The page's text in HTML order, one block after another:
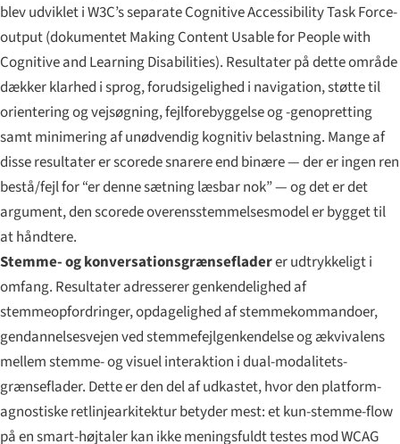
blev udviklet i W3C’s separateCognitive Accessibility Task Force-
output (dokumentetMaking Content Usable for People with
Cognitive and Learning Disabilities). Resultater på dette område
dækker klarhed i sprog, forudsigelighed i navigation, støtte til
orientering og vejsøgning, fejlforebyggelse og -genopretting
samt minimering af unødvendig kognitiv belastning. Mange af
disse resultater er scorede snarere end binære — der er ingen ren
bestå/fejl for “er denne sætning læsbar nok” — og det er det
argument, den scorede overensstemmelses­model er bygget til
at håndtere.
Stemme- og konversations­grænsefladerer udtrykkeligt i
omfang. Resultater adresserer genkende­lighed af
stemmeopfordringer, opdagelig­hed af stemmekommandoer,
gendannelses­vejen ved stemmefejlgenkendelse og ækvivalens
mellem stemme- og visuel interaktion i dual-modalitets-
grænseflader. Dette er den del af udkastet, hvor den platform-
agnostiske retlinjearkitektur betyder mest: et kun-stemme-flow
på en smart-højtaler kan ikke meningsfuldt testes mod WCAG